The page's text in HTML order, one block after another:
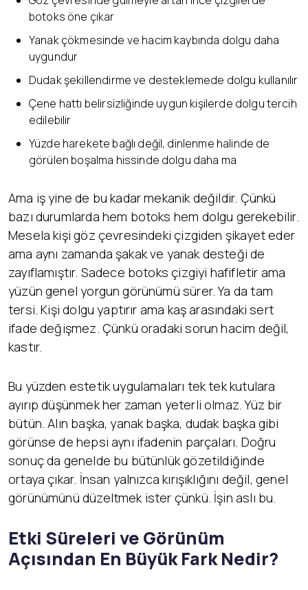
botoks öne çıkar
Yanak çökmesinde ve hacim kaybında dolgu daha
uygundur
Dudak şekillendirme ve desteklemede dolgu kullanılır
Çene hattı belirsizliğinde uygun kişilerde dolgu tercih
edilebilir
Yüzde harekete bağlı değil, dinlenme halinde de
görülen boşalma hissinde dolgu daha ma
Ama iş yine de bu kadar mekanik değildir. Çünkü
bazı durumlarda hem botoks hem dolgu gerekebilir.
Mesela kişi göz çevresindeki çizgiden şikayet eder
ama aynı zamanda şakak ve yanak desteği de
zayıflamıştır. Sadece botoks çizgiyi hafifletir ama
yüzün genel yorgun görünümü sürer. Ya da tam
tersi. Kişi dolgu yaptırır ama kaş arasındaki sert
ifade değişmez. Çünkü oradaki sorun hacim değil,
kastır.
Bu yüzden estetik uygulamaları tek tek kutulara
ayırıp düşünmek her zaman yeterli olmaz. Yüz bir
bütün. Alın başka, yanak başka, dudak başka gibi
görünse de hepsi aynı ifadenin parçaları. Doğru
sonuç da genelde bu bütünlük gözetildiğinde
ortaya çıkar. İnsan yalnızca kırışıklığını değil, genel
görünümünü düzeltmek ister çünkü. İşin aslı bu.
Etki Süreleri ve Görünüm
Açısından En Büyük Fark Nedir?